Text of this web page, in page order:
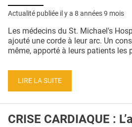
L'APP
PUBLICITÉ
CONTACT
Actualité publiée il y a 8 années 9 mois
Les médecins du St. Michael's
ajouté une corde à leur arc. Un
même, apporté à leurs patients les
LIRE LA SUITE
CRISE CARDIAQUE :